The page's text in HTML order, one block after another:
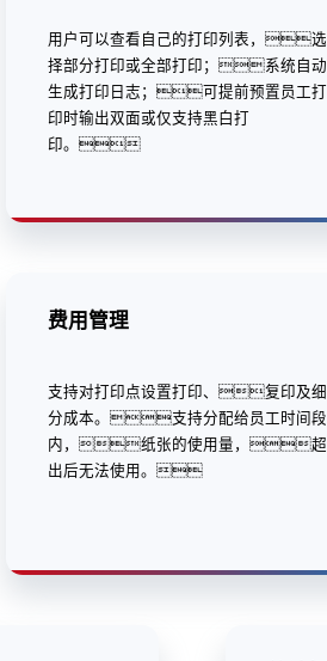
用户可以查看自己的打印列表，选
择部分打印或全部打印；系统自动
生成打印日志；可提前预置员工打
印时输出双面或仅支持黑白打
印。
费用管理
支持对打印点设置打印、复印及细
分成本。支持分配给员工时间段
内，纸张的使用量，超
出后无法使用。